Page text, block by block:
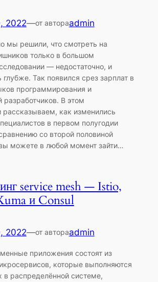
2022—от автораadmin
мы решили, что смотреть на
только в большом
— недостаточно, и
глубже. Так появился срез зарплат в
программирования и
разработчиков. В этом
рассказываем, как изменились
в первом полугодии
со второй половиной
вы можете в любой момент зайти…
service mesh — Istio,
и Consul
2022—от автораadmin
приложения состоят из
которые выполняются
в распределённой системе,